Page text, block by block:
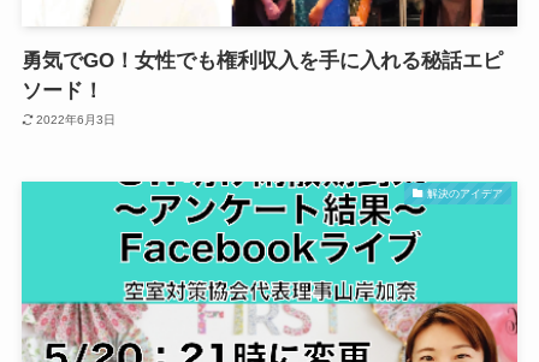
勇気でGO！女性でも権利収入を手に入れる秘話エピ
ソード！
2022年6月3日
解決のアイデア